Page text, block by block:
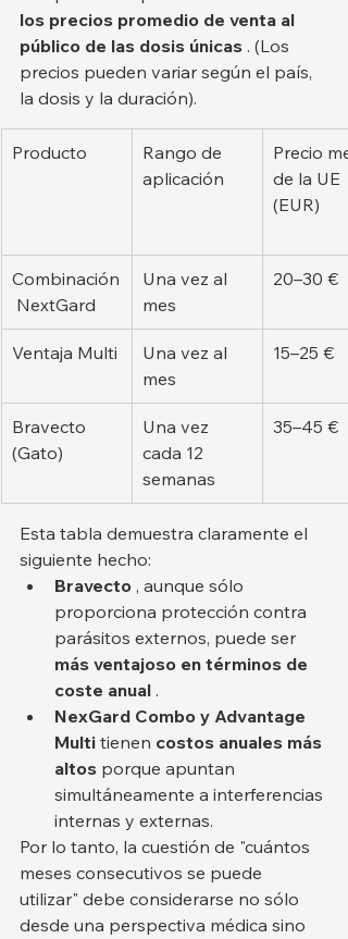
los precios promedio de venta al
público de las dosis únicas . (Los
precios pueden variar según el país,
la dosis y la duración).
Producto
Rango de
aplicación
Precio
de la UE
(EUR)
Combinación
NextGard
Una vez al
mes
20–30 €
Ventaja Multi
Una vez al
mes
15–25 €
Bravecto
(Gato)
Una vez
cada 12
semanas
35–45 €
Esta tabla demuestra claramente el
siguiente hecho:
Bravecto , aunque sólo
proporciona protección contra
parásitos externos, puede ser
más ventajoso en términos de
coste anual .
NexGard Combo y Advantage
Multi tienen costos anuales más
altos porque apuntan
simultáneamente a interferencias
internas y externas.
Por lo tanto, la cuestión de "cuántos
meses consecutivos se puede
utilizar" debe considerarse no sólo
desde una perspectiva médica sino